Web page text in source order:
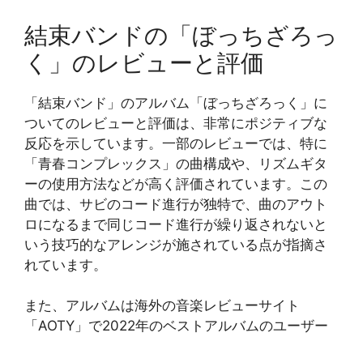
結束バンドの「ぼっちざろっ
く」のレビューと評価
「結束バンド」のアルバム「ぼっちざろっく」に
ついてのレビューと評価は、非常にポジティブな
反応を示しています。一部のレビューでは、特に
「青春コンプレックス」の曲構成や、リズムギタ
ーの使用方法などが高く評価されています。この
曲では、サビのコード進行が独特で、曲のアウト
ロになるまで同じコード進行が繰り返されないと
いう技巧的なアレンジが施されている点が指摘さ
れています。
また、アルバムは海外の音楽レビューサイト
「AOTY」で2022年のベストアルバムのユーザー